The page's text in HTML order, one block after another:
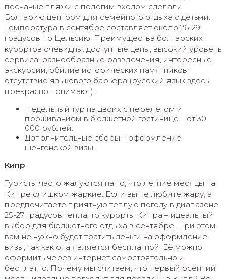
песчаные пляжи с пологим входом сделали
Болгарию центром для семейного отдыха с детьми.
Температура в сентябре составляет около 26-29
градусов по Цельсию. Преимущества болгарских
курортов очевидны: доступные цены, высокий уровень
сервиса, разнообразные развлечения, интересные
экскурсии, обилие исторических памятников,
отсутствие языкового барьера (русский язык здесь
прекрасно понимают).
Недельный тур на двоих с перелетом и
проживанием в бюджетной гостинице – от 30
000 рублей.
Дополнительные сборы – оформление
шенгенской визы.
Кипр
Туристы часто жалуются на то, что летние месяцы на
Кипре слишком жаркие. Если вы не любите жару, а
предпочитаете приятную теплую погоду в диапазоне
25-27 градусов тепла, то курорты Кипра – идеальный
выбор для бюджетного отдыха в сентябре. При этом
вам не нужно будет тратить деньги на оформление
визы, так как она является бесплатной. Её можно
оформить через интернет самостоятельно и
бесплатно. Почему мы считаем, что первый осенний